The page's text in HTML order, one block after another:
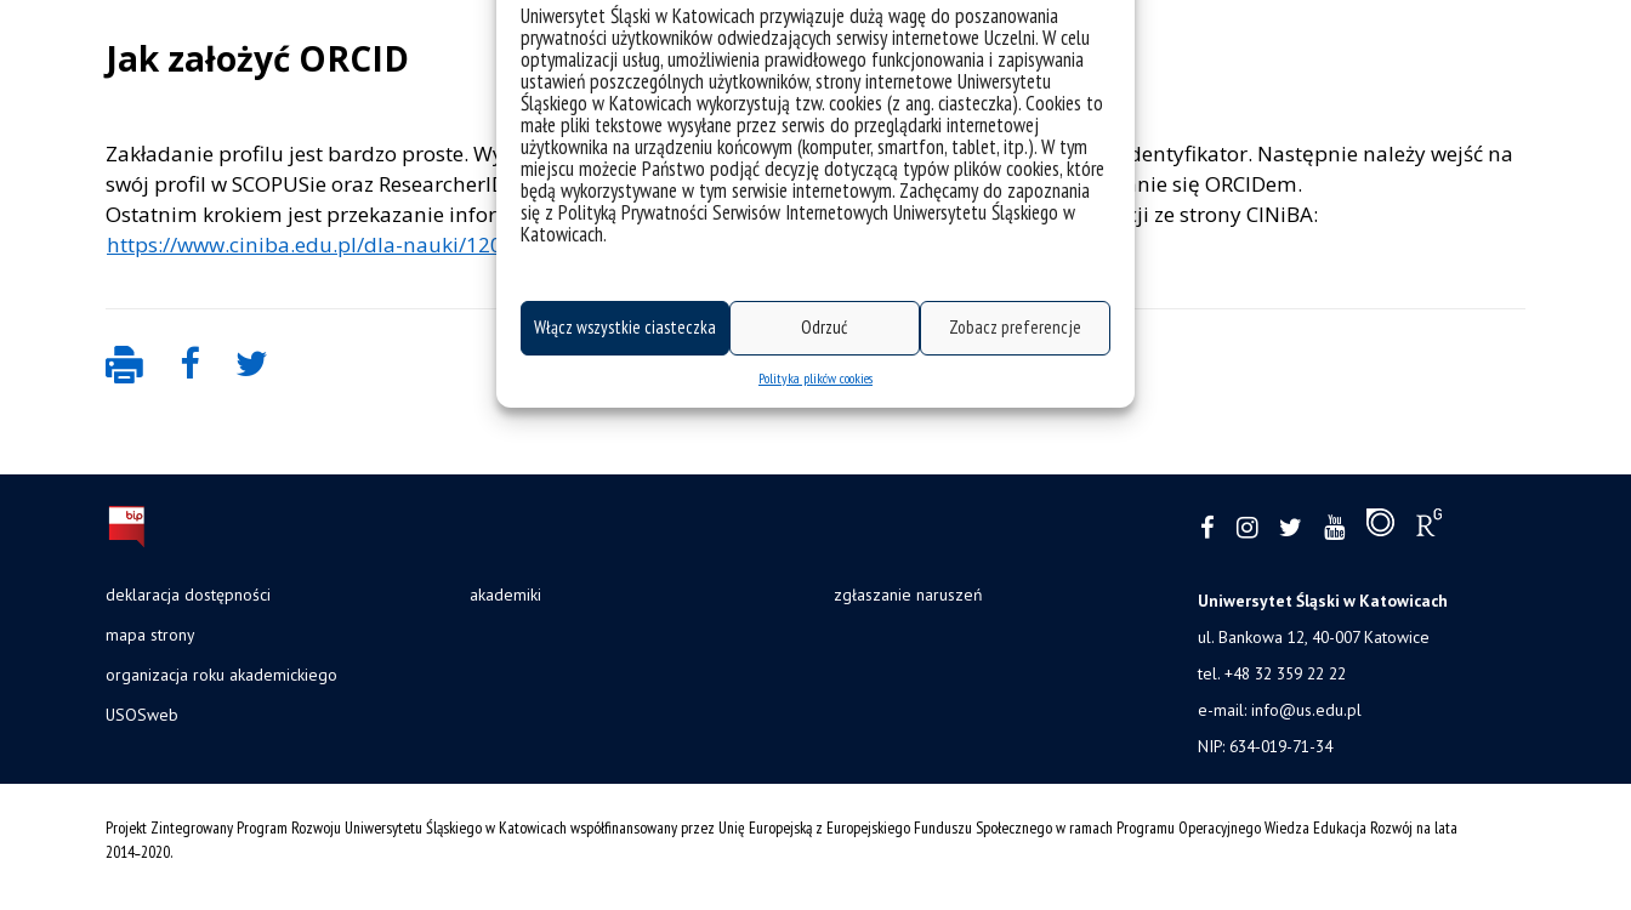
Uniwersytet Śląski w Katowicach przywiązuje dużą wagę do poszanowania
prywatności użytkowników odwiedzających serwisy internetowe Uczelni. W celu
optymalizacji usług, umożliwienia prawidłowego funkcjonowania i zapisywania
ustawień poszczególnych użytkowników, strony internetowe Uniwersytetu
Śląskiego w Katowicach wykorzystują tzw. cookies (z ang. ciasteczka). Cookies to
małe pliki tekstowe wysyłane przez serwis do przeglądarki internetowej
użytkownika na urządzeniu końcowym (komputer, smartfon, tablet, itp.). W tym
miejscu możecie Państwo podjąć decyzję dotyczącą typów plików cookies, które
będą wykorzystywane w tym serwisie internetowym. Zachęcamy do zapoznania
się z Polityką Prywatności Serwisów Internetowych Uniwersytetu Śląskiego w
Katowicach.
Włącz wszystkie ciasteczka Odrzuć Zobacz preferencje
Polityka plików cookies
Jak założyć ORCID
Zakładanie profilu jest bardzo proste. Wystarczy wejść na adres:https://orcid.org/registeri stworzyć swój identyfikator. Następnie należy wejść na
swój profil w SCOPUSie oraz ResearcherID i połączyć je z ORCIDem. Wówczas pozostanie już tylko posługiwanie się ORCIDem.
Ostatnim krokiem jest przekazanie informacji o tym do Biblioteki Uniwersytetu Śląskiego. Więcej informacji ze strony CINiBA:
https://www.ciniba.edu.pl/dla-nauki/1201-uniwersytet-slaski/987803-mi-orcid
deklaracja dostępności
mapa strony
organizacja roku akademickiego
USOSweb
akademiki zgłaszanie naruszeń
Uniwersytet Śląski w Katowicach
ul. Bankowa 12, 40-007 Katowice
tel. +48 32 359 22 22
e-mail: info@us.edu.pl
NIP: 634-019-71-34
Projekt Zintegrowany Program Rozwoju Uniwersytetu Śląskiego w Katowicach współfinansowany przez Unię Europejską z Europejskiego Funduszu Społecznego w ramach Programu Operacyjnego Wiedza Edukacja Rozwój na lata
2014˗2020.